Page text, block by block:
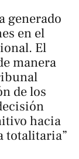
generado
en el
El
manera
de los
hacia
totalitaria”